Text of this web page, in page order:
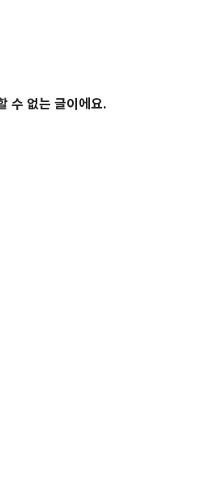
수 없는 글이에요.